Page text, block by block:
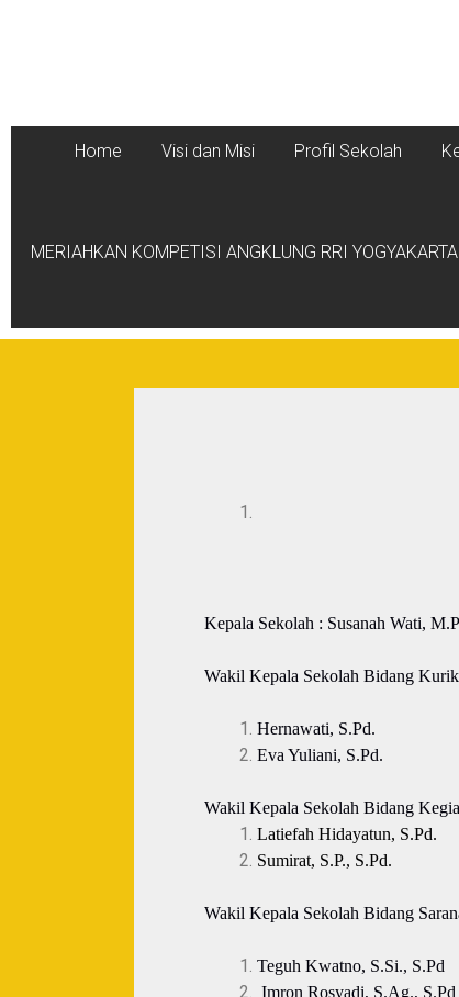
Home Visi dan Misi Profil Sekolah
MERIAHKAN KOMPETISI ANGKLUNG RRI
Kepala Sekolah : Susanah Wati,
Wakil Kepala Sekolah Bidang
Hernawati, S.Pd.
Eva Yuliani, S.Pd.
Wakil Kepala Sekolah Bidang
Latiefah Hidayatun, S.Pd.
Sumirat, S.P., S.Pd.
Wakil Kepala Sekolah Bidang
Teguh Kwatno, S.Si., S.Pd
Imron Rosyadi, S.Ag., S.Pd